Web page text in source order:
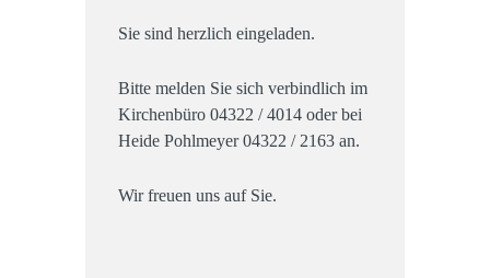
Sie sind herzlich eingeladen.
Bitte melden Sie sich verbindlich im
Kirchenbüro 04322 / 4014 oder bei
Heide Pohlmeyer 04322 / 2163 an.
Wir freuen uns auf Sie.